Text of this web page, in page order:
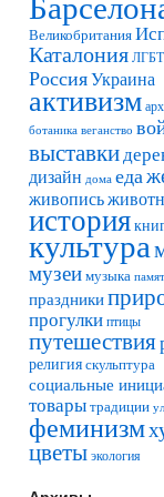
Великобритания
Каталония ЛГБТ
РоссияУкраина
активизм
ботаника веганство
выставки
дизайн дома еда
живопись
история
культура
музеимузыка
праздники
прогулкиптицы
путешествия
религияскульптура
социальные
товарытрадиции
феминизм
цветы экология